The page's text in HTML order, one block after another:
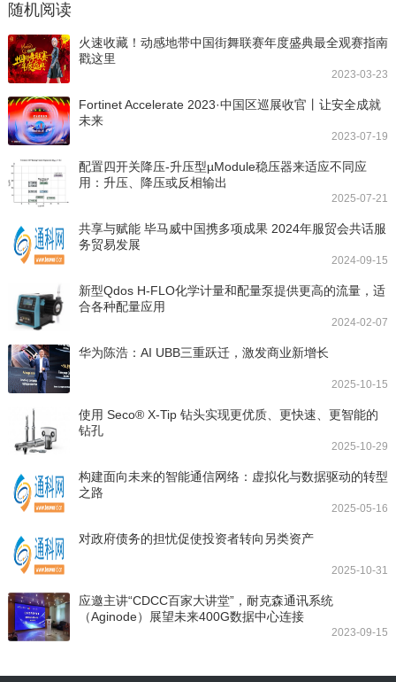
随机阅读
火速收藏！动感地带中国街舞联赛年度盛典最全观赛指南
戳这里
2023-03-23
Fortinet Accelerate 2023·中国区巡展收官丨让安全成就
未来
2023-07-19
配置四开关降压-升压型µModule稳压器来适应不同应
用：升压、降压或反相输出
2025-07-21
共享与赋能 毕马威中国携多项成果 2024年服贸会共话服
务贸易发展
2024-09-15
新型Qdos H-FLO化学计量和配量泵提供更高的流量，适
合各种配量应用
2024-02-07
华为陈浩：AI UBB三重跃迁，激发商业新增长
2025-10-15
使用 Seco® X-Tip 钻头实现更优质、更快速、更智能的
钻孔
2025-10-29
构建面向未来的智能通信网络：虚拟化与数据驱动的转型
之路
2025-05-16
对政府债务的担忧促使投资者转向另类资产
2025-10-31
应邀主讲“CDCC百家大讲堂”，耐克森通讯系统
（Aginode）展望未来400G数据中心连接
2023-09-15